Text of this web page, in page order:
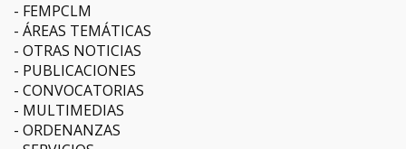
FEMPCLM
ÁREAS TEMÁTICAS
OTRAS NOTICIAS
PUBLICACIONES
CONVOCATORIAS
MULTIMEDIAS
ORDENANZAS